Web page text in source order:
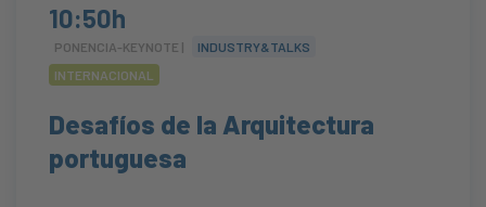
10:50h
PONENCIA-KEYNOTE |
INDUSTRY&TALKS
INTERNACIONAL
Desafíos de la Arquitectura
portuguesa